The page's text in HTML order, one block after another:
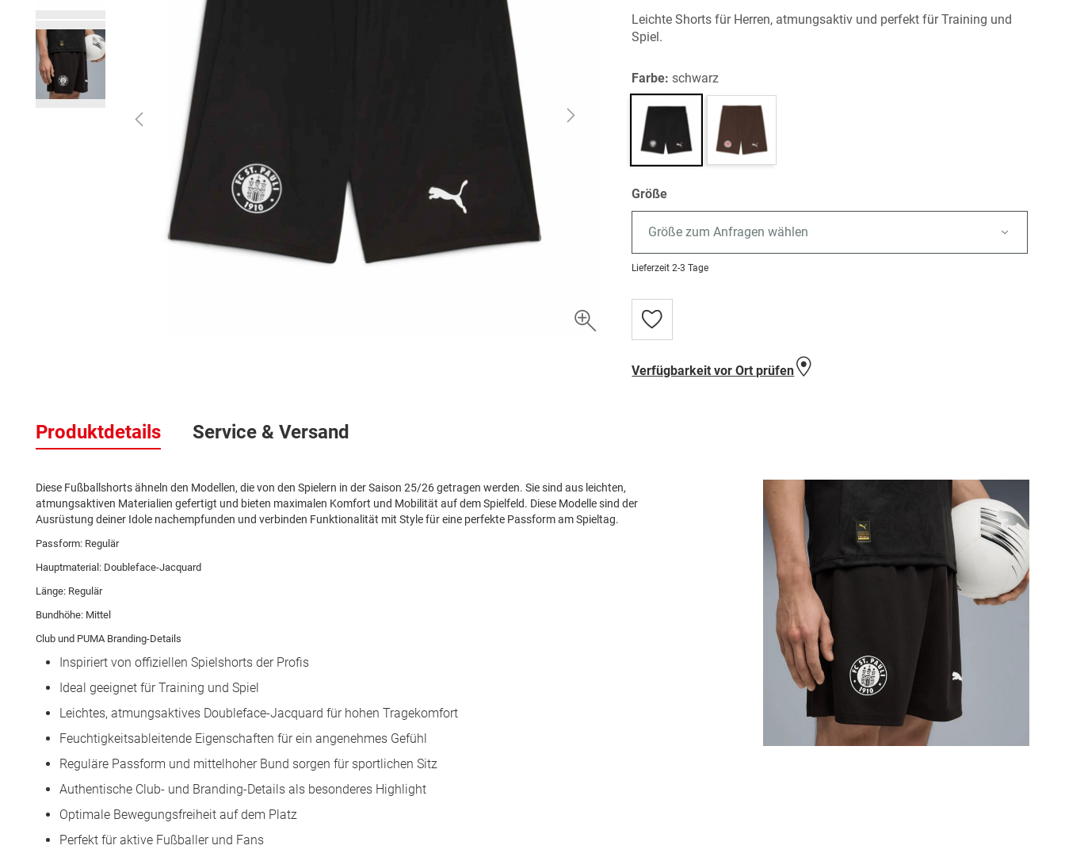
der
Bildergalerie
Leichte Shorts für Herren, atmungsaktiv und perfekt für Training und
Spiel.
Farbe:schwarz
Größe
Größe zum Anfragen wählen
Lieferzeit 2-3 Tage
Zur
Wunschliste
Verfügbarkeit vor Ort prüfen
Produktdetails
Diese Fußballshorts ähneln den Modellen, die von den Spielern in der Saison 25/26 getragen werden. Sie sind aus leichten,
atmungsaktiven Materialien gefertigt und bieten maximalen Komfort und Mobilität auf dem Spielfeld. Diese Modelle sind der
Ausrüstung deiner Idole nachempfunden und verbinden Funktionalität mit Style für eine perfekte Passform am Spieltag.
Passform: Regulär
Hauptmaterial: Doubleface-Jacquard
Länge: Regulär
Bundhöhe: Mittel
Club und PUMA Branding-Details
Inspiriert von offiziellen Spielshorts der Profis
Ideal geeignet für Training und Spiel
Leichtes, atmungsaktives Doubleface-Jacquard für hohen Tragekomfort
Feuchtigkeitsableitende Eigenschaften für ein angenehmes Gefühl
Reguläre Passform und mittelhoher Bund sorgen für sportlichen Sitz
Authentische Club- und Branding-Details als besonderes Highlight
Optimale Bewegungsfreiheit auf dem Platz
Perfekt für aktive Fußballer und Fans
Service & Versand